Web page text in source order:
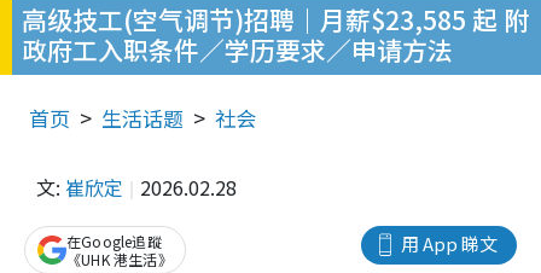
高级技工(空气调节)招聘｜月薪$23,585 起 附
政府工入职条件／学历要求／申请方法
首页 生活话题 社会
文: 崔欣定 2026.02.28
用 App 睇文
在Google追蹤
《UHK 港生活》